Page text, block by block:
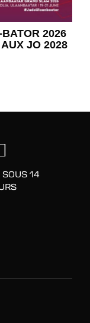
2026
JO 2028
SOUS 14